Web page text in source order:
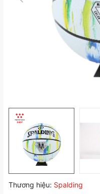
Thương hiệu: Spalding